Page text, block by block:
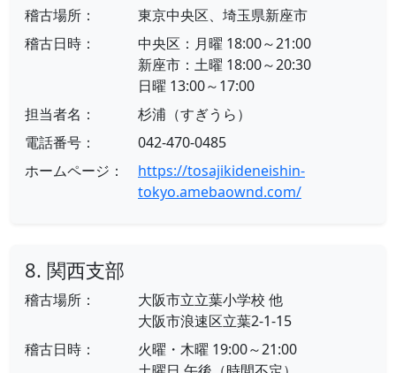
稽古場所：
東京中央区、埼玉県新座市
稽古日時：
中央区：月曜 18:00～21:00
新座市：土曜 18:00～20:30
日曜 13:00～17:00
担当者名：
杉浦（すぎうら）
電話番号：
042-470-0485
ホームページ：
https://tosajikideneishin-
tokyo.amebaownd.com/
8. 関西支部
稽古場所：
大阪市立立葉小学校 他
大阪市浪速区立葉2-1-15
稽古日時：
火曜・木曜 19:00～21:00